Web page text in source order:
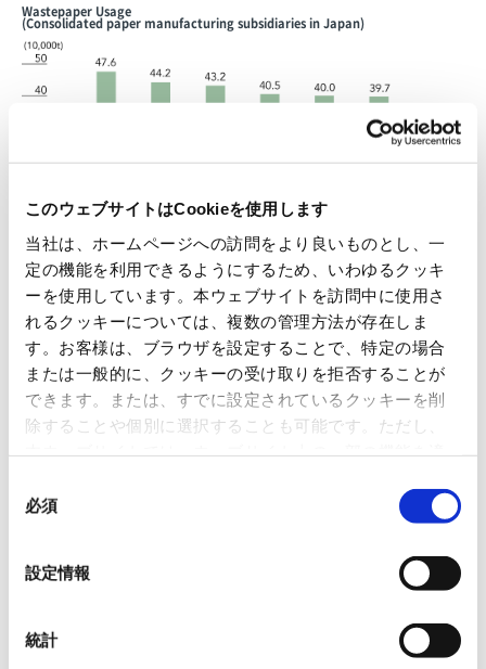
このウェブサイトはCookieを使用します
当社は、ホームページへの訪問をより良いものとし、一
定の機能を利用できるようにするため、いわゆるクッキ
ーを使用しています。本ウェブサイトを訪問中に使用さ
れるクッキーについては、複数の管理方法が存在しま
す。お客様は、ブラウザを設定することで、特定の場合
または一般的に、クッキーの受け取りを拒否することが
できます。または、すでに設定されているクッキーを削
除することや個別に選択することも可能です。ただし、
いるので、ご注意ください。これらのクッキーが受け入
れられない場合、本ウェブサイトの機能が制限される場
必須
設定情報
統計
Wastepaper Usage
(Consolidated paper manufacturing subsidiaries in Japan)
Industrial Waste Generated
(Parent company and consolidated subsidiaries in Japan)
mainly the ashes and other waste generated at power plants.